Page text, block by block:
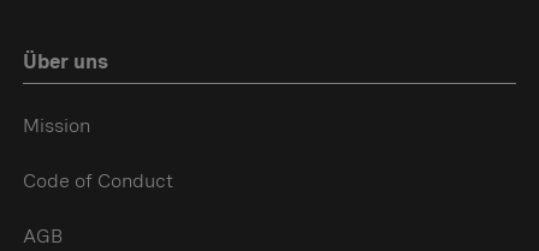
Über uns
Mission
Code of Conduct
AGB